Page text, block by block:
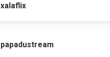
xalaflix
papadustream